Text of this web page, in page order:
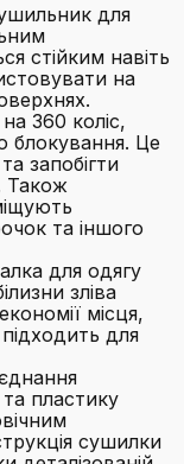
для
стійким навіть
на
360 коліс,
блокування. Це
запобігти
Також
та іншого
для одягу
зліва
місця,
для
та пластику
сушилки